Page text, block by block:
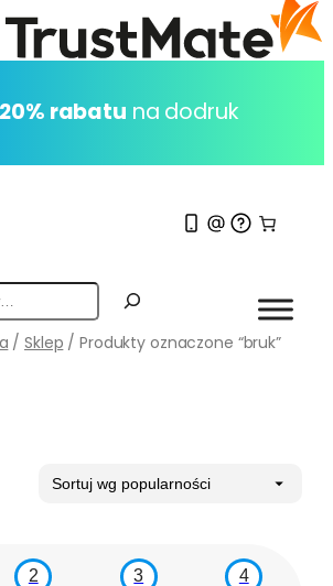
rabatu na dodruk
/ Sklep / Produkty oznaczone “bruk”
2 3 4